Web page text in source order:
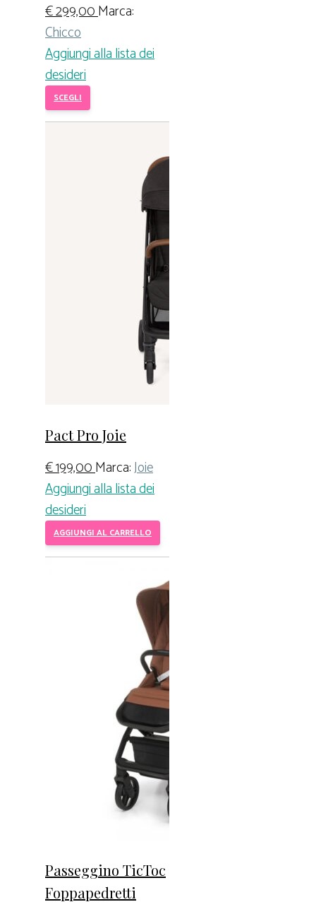
€299,00Marca:
Chicco
Aggiungi alla lista dei
desideri
SCEGLI
Pact Pro Joie
€199,00Marca:Joie
Aggiungi alla lista dei
desideri
AGGIUNGI AL CARRELLO
Passeggino TicToc
Foppapedretti